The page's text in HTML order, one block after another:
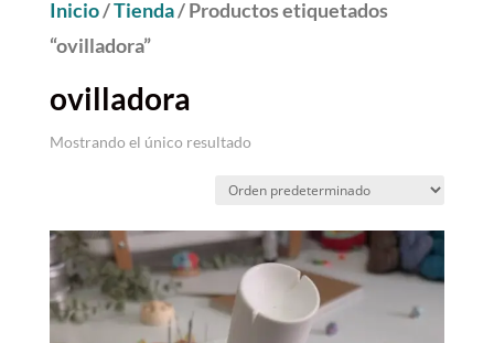
Inicio/Tienda/ Productos etiquetados
“ovilladora”
ovilladora
Mostrando el único resultado
TEJIENDO PUENTES Sevilla Teje
40,34€ ADD